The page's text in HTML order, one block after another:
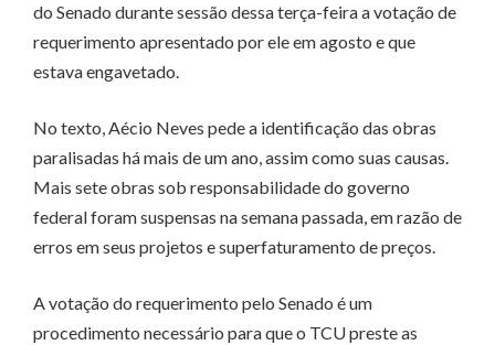
do Senado durante sessão dessa terça-feira a votação de
requerimento apresentado por ele em agosto e que
estava engavetado.
No texto, Aécio Neves pede a identificação das obras
paralisadas há mais de um ano, assim como suas causas.
Mais sete obras sob responsabilidade do governo
federal foram suspensas na semana passada, em razão de
erros em seus projetos e superfaturamento de preços.
A votação do requerimento pelo Senado é um
procedimento necessário para que o TCU preste as